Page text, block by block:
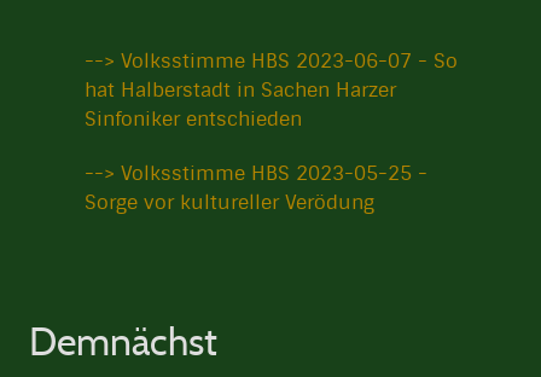
--> Volksstimme HBS 2023-06-07 - So
hat Halberstadt in Sachen Harzer
Sinfoniker entschieden
--> Volksstimme HBS 2023-05-25 -
Sorge vor kultureller Verödung
Demnächst